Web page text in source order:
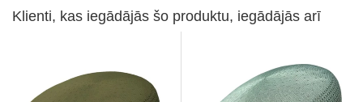
Klienti, kas iegādājās šo produktu, iegādājās arī